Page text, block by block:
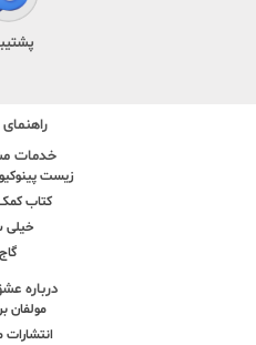
خدمات
زیست
کتاب
خیلی
گاج
درباره
مولفان
انتشارات